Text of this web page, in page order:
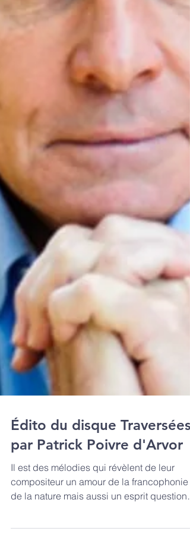
Édito du disque Traversées
par Patrick Poivre d'Arvor
Il est des mélodies qui révèlent de leur
compositeur un amour de la francophonie